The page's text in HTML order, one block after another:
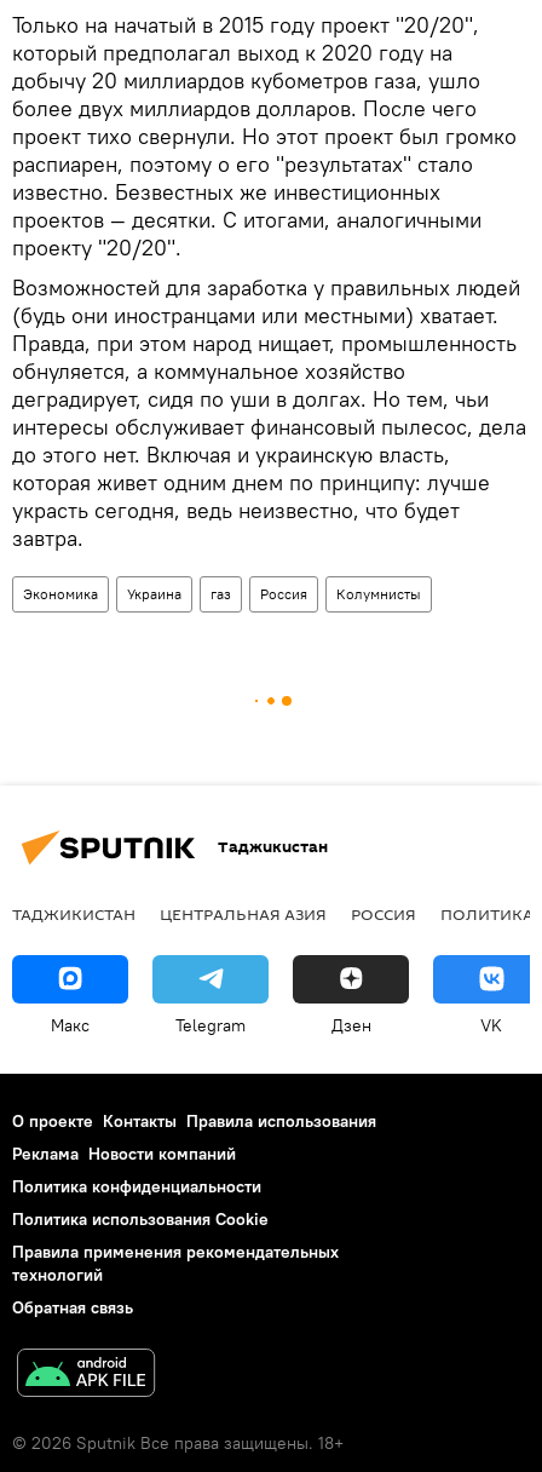
Только на начатый в 2015 году проект "20/20",
который предполагал выход к 2020 году на
добычу 20 миллиардов кубометров газа, ушло
более двух миллиардов долларов. После чего
проект тихо свернули. Но этот проект был громко
распиарен, поэтому о его "результатах" стало
известно. Безвестных же инвестиционных
проектов — десятки. С итогами, аналогичными
проекту "20/20".
Возможностей для заработка у правильных людей
(будь они иностранцами или местными) хватает.
Правда, при этом народ нищает, промышленность
обнуляется, а коммунальное хозяйство
деградирует, сидя по уши в долгах. Но тем, чьи
интересы обслуживает финансовый пылесос, дела
до этого нет. Включая и украинскую власть,
которая живет одним днем по принципу: лучше
украсть сегодня, ведь неизвестно, что будет
завтра.
Экономика Украина газ Россия Колумнисты
Таджикистан
ТАДЖИКИСТАН ЦЕНТРАЛЬНАЯ АЗИЯ РОССИЯ ПОЛИТИКА
Макс Telegram Дзен VK
О проекте Контакты Правила использования
Реклама Новости компаний
Политика конфиденциальности
Политика использования Cookie
Правила применения рекомендательных
технологий
Обратная связь
© 2026 Sputnik Все права защищены. 18+